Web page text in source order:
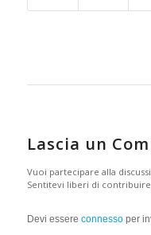
Lascia un
Vuoi partecipare alla
Sentitevi liberi di
Devi essere connessoper